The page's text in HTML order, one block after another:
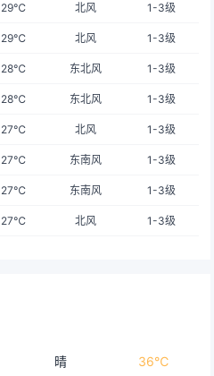
29℃ 北风 1-3级
29℃ 北风 1-3级
28℃ 东北风 1-3级
28℃ 东北风 1-3级
27℃ 北风 1-3级
27℃ 东南风 1-3级
27℃ 东南风 1-3级
27℃ 北风 1-3级
晴 36℃